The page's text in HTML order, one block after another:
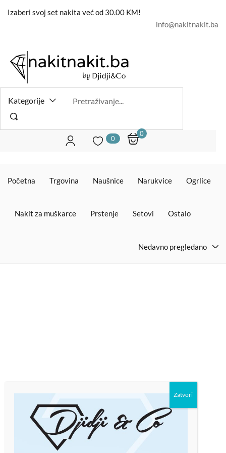
Izaberi svoj set nakita već od 30.00 KM!
info@nakitnakit.ba
Kategorije
0
0
Početna Trgovina Naušnice Narukvice Ogrlice
Nakit za muškarce Prstenje Setovi Ostalo
Nedavno pregledano
CREATE AN ACCOUNT